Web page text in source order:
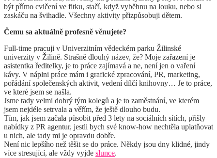
být přímo cvičení ve fitku, stačí, když vyběhnu na louku, nebo si
zaskáču na švihadle. Všechny aktivity přizpůsobuji dětem.
Čemu sa aktuálně profesně věnujete?
Full-time pracuji v Univerzitním vědeckém parku Žilinské
univerzity v Žilině. Strašně dlouhý název, že? Moje zařazení je
asistentka ředitelky, je to práce zajímavá a ne, není jen o vaření
kávy. V náplni práce mám i grafické zpracování, PR, marketing,
pořádání společenských aktivit, vedení dílčí knihovny… Je to práce,
ve které jsem se našla.
Jsme tady velmi dobrý tým kolegů a je to zaměstnání, ve kterém
jsem nejdéle setrvala a věřím, že ještě dlouho budu.
Tím, jak jsem začala působit před 3 lety na sociálních sítích, přišly
nabídky z PR agentur, jestli bych své know-how nechtěla uplatňovat
u nich, ale tady mi je opravdu dobře.
Není nic lepšího než těšit se do práce. Někdy jsou dny klidné, jindy
více stresující, ale vždy vyjde slunce.